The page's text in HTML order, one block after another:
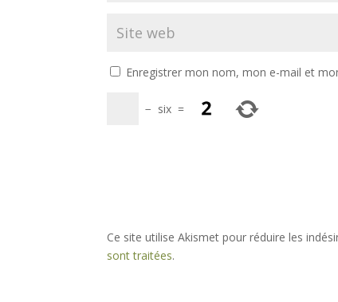
Enregistrer mon nom, mon e-mail et
− six =
Ce site utilise Akismet pour réduire les
sont traitées.